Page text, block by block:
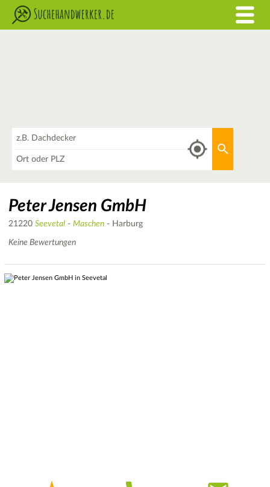
Peter Jensen GmbH
21220 Seevetal - Maschen - Harburg
Keine Bewertungen